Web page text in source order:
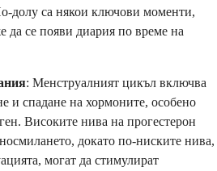
долу са някои ключови моменти,
да се появи диария по време на
: Менструалният цикъл включва
и спадане на хормоните, особено
Високите нива на прогестерон
докато по-ниските нива,
могат да стимулират